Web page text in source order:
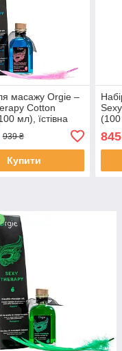
масажу Orgie –
Cotton
мл), їстівна
939 ₴
Купити
(100
845